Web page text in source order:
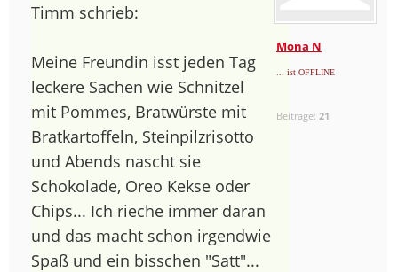
Mona N
... ist OFFLINE
Beiträge: 21
Timm schrieb:
Meine Freundin isst jeden Tag
leckere Sachen wie Schnitzel
mit Pommes, Bratwürste mit
Bratkartoffeln, Steinpilzrisotto
und Abends nascht sie
Schokolade, Oreo Kekse oder
Chips... Ich rieche immer daran
und das macht schon irgendwie
Spaß und ein bisschen "Satt"...